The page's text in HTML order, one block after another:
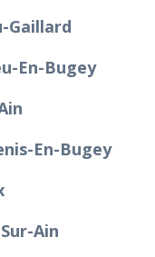
Gaillard
En-Bugey
En-Bugey
Ain